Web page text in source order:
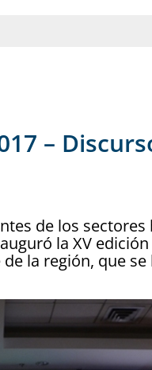
–
de los sectores
la XV
la región, que se